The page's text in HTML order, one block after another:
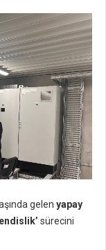
gelen yapay
sürecini